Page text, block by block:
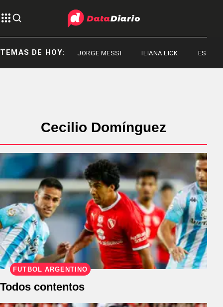
TEMAS DE HOY: JORGE MESSI ILIANA LICK
Cecilio Domínguez
FÚTBOL ARGENTINO
Todos contentos